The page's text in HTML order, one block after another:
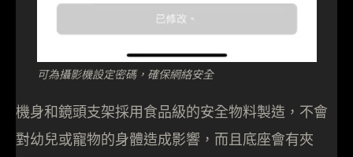
可為攝影機設定密碼，確保網絡安全
機身和鏡頭支架採用食品級的安全物料製造，不會
對幼兒或寵物的身體造成影響，而且底座會有夾